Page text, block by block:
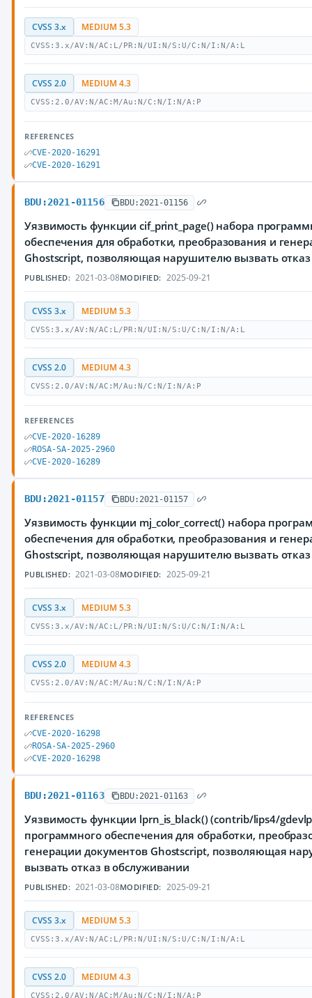
CVSS 3.x MEDIUM 5.3
CVSS:3.x/AV:N/AC:L/PR:N/UI:N/S:U/C:N/I:N/A:L
CVSS 2.0 MEDIUM 4.3
CVSS:2.0/AV:N/AC:M/Au:N/C:N/I:N/A:P
REFERENCES
CVE-2020-16291
CVE-2020-16291
BDU:2021-01156 BDU:2021-01156
Уязвимость функции cif_print_page() набора
обеспечения для обработки, преобразования и
Ghostscript, позволяющая нарушителю вызвать
PUBLISHED: 2021-03-08MODIFIED: 2025-09-21
CVSS 3.x MEDIUM 5.3
CVSS:3.x/AV:N/AC:L/PR:N/UI:N/S:U/C:N/I:N/A:L
CVSS 2.0 MEDIUM 4.3
CVSS:2.0/AV:N/AC:M/Au:N/C:N/I:N/A:P
REFERENCES
CVE-2020-16289
ROSA-SA-2025-2960
CVE-2020-16289
BDU:2021-01157 BDU:2021-01157
Уязвимость функции mj_color_correct() набора
обеспечения для обработки, преобразования и
Ghostscript, позволяющая нарушителю вызвать
PUBLISHED: 2021-03-08MODIFIED: 2025-09-21
CVSS 3.x MEDIUM 5.3
CVSS:3.x/AV:N/AC:L/PR:N/UI:N/S:U/C:N/I:N/A:L
CVSS 2.0 MEDIUM 4.3
CVSS:2.0/AV:N/AC:M/Au:N/C:N/I:N/A:P
REFERENCES
CVE-2020-16298
ROSA-SA-2025-2960
CVE-2020-16298
BDU:2021-01163 BDU:2021-01163
Уязвимость функции lprn_is_black() (contrib/lips4/
программного обеспечения для обработки,
генерации документов Ghostscript, позволяющая
вызвать отказ в обслуживании
PUBLISHED: 2021-03-08MODIFIED: 2025-09-21
CVSS 3.x MEDIUM 5.3
CVSS:3.x/AV:N/AC:L/PR:N/UI:N/S:U/C:N/I:N/A:L
CVSS 2.0 MEDIUM 4.3
CVSS:2.0/AV:N/AC:M/Au:N/C:N/I:N/A:P